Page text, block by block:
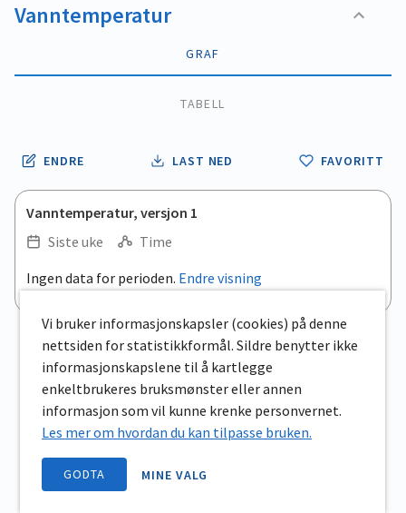
Vanntemperatur
GRAF
TABELL
ENDRE LAST NED FAVORITT
Vanntemperatur, versjon 1
Siste uke
Time
Ingen data for perioden. Endre visning
Vi bruker informasjonskapsler (cookies) på denne
nettsiden for statistikkformål. Sildre benytter ikke
informasjonskapslene til å kartlegge
enkeltbrukeres bruksmønster eller annen
informasjon som vil kunne krenke personvernet.
Les mer om hvordan du kan tilpasse bruken.
GODTA MINE VALG